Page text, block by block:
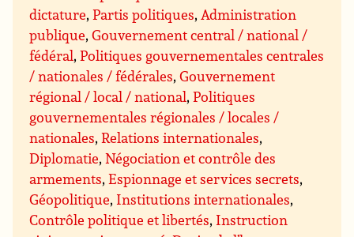
dictature,Partis politiques,Administration
publique,Gouvernement central / national /
fédéral,Politiques gouvernementales centrales
/ nationales / fédérales,Gouvernement
régional / local / national,Politiques
gouvernementales régionales / locales /
nationales,Relations internationales,
Diplomatie,Négociation et contrôle des
armements,Espionnage et services secrets,
Géopolitique, Institutions internationales,
Contrôle politique et libertés, Instruction